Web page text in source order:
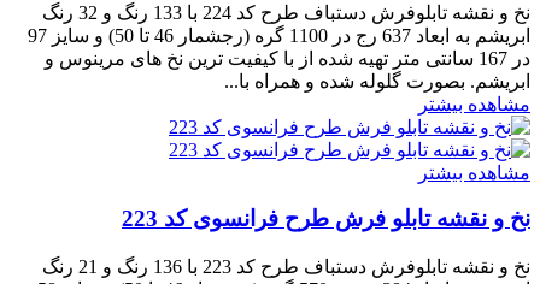
نخ و نقشه تابلوفرش دستباف طرح کد 224 با 133 رنگ و 32 رنگ
ابریشم به ابعاد 637 رج در 1100 گره (رجشمار 46 تا 50) و سایز 97
در 167 سانتی متر تهیه شده از با کیفیت ترین نخ های مرینوس و
ابریشم. بصورت گلوله شده و همراه با...
مشاهده بیشتر
مشاهده بیشتر
نخ و نقشه تابلو فرش طرح فرانسوی کد 223
نخ و نقشه تابلوفرش دستباف طرح کد 223 با 136 رنگ و 21 رنگ